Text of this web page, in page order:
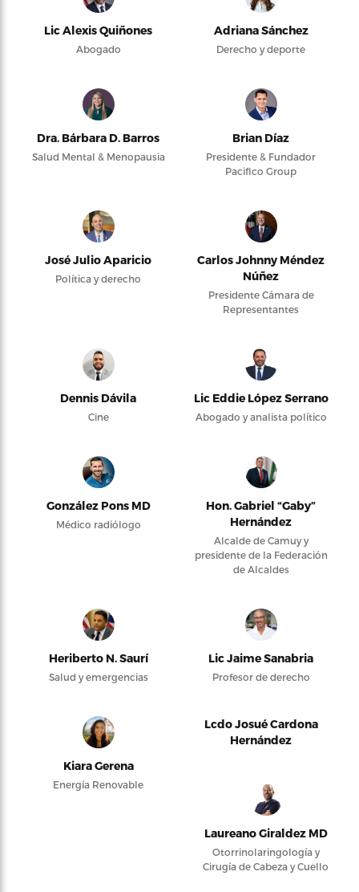
Lic Alexis Quiñones
Abogado
Adriana Sánchez
Derecho y deporte
Dra. Bárbara D. Barros
Salud Mental & Menopausia
Brian Díaz
Presidente & Fundador
Pacifico Group
José Julio Aparicio
Política y derecho
Carlos Johnny Méndez
Núñez
Presidente Cámara de
Representantes
Dennis Dávila
Cine
Lic Eddie López Serrano
Abogado y analista político
González Pons MD
Médico radiólogo
Hon. Gabriel “Gaby”
Hernández
Alcalde de Camuy y
presidente de la Federación
de Alcaldes
Heriberto N. Saurí
Salud y emergencias
Lic Jaime Sanabria
Profesor de derecho
Kiara Gerena
Energía Renovable
Lcdo Josué Cardona
Hernández
Laureano Giraldez MD
Otorrinolaringología y
Cirugía de Cabeza y Cuello